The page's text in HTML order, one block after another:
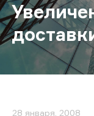
28 января, 2008